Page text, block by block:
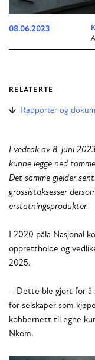
08.06.2023
RELATERTE
Rapporter og
I vedtak av 8. juni
kunne legge ned
Det samme gjelder
grossistaksesser
erstatningsprodukter.
I 2020 påla Nasjonal
opprettholde og
2025.
– Dette ble gjort for å
for selskaper som
kobbernett til egne
Nkom.